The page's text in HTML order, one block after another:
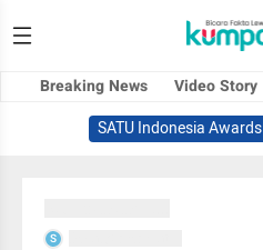
Breaking News Video Story
SATU Indonesia Awards
S